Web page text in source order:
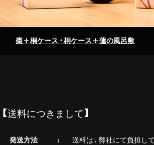
棗+桐ケース・桐ケース+蓮の風呂敷
【送料につきまして】
発送方法
送料は、弊社にて負担し